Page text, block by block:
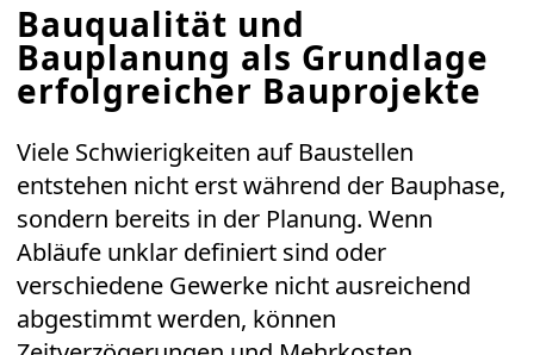
Bauqualität und
Bauplanung als Grundlage
erfolgreicher Bauprojekte
Viele Schwierigkeiten auf Baustellen
entstehen nicht erst während der Bauphase,
sondern bereits in der Planung. Wenn
Abläufe unklar definiert sind oder
verschiedene Gewerke nicht ausreichend
abgestimmt werden, können